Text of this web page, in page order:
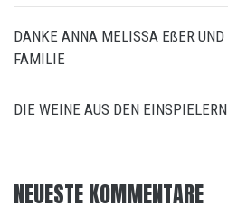
DANKE ANNA MELISSA EßER
FAMILIE
DIE WEINE AUS DEN EINSPIELERN
NEUESTE KOMMENTARE